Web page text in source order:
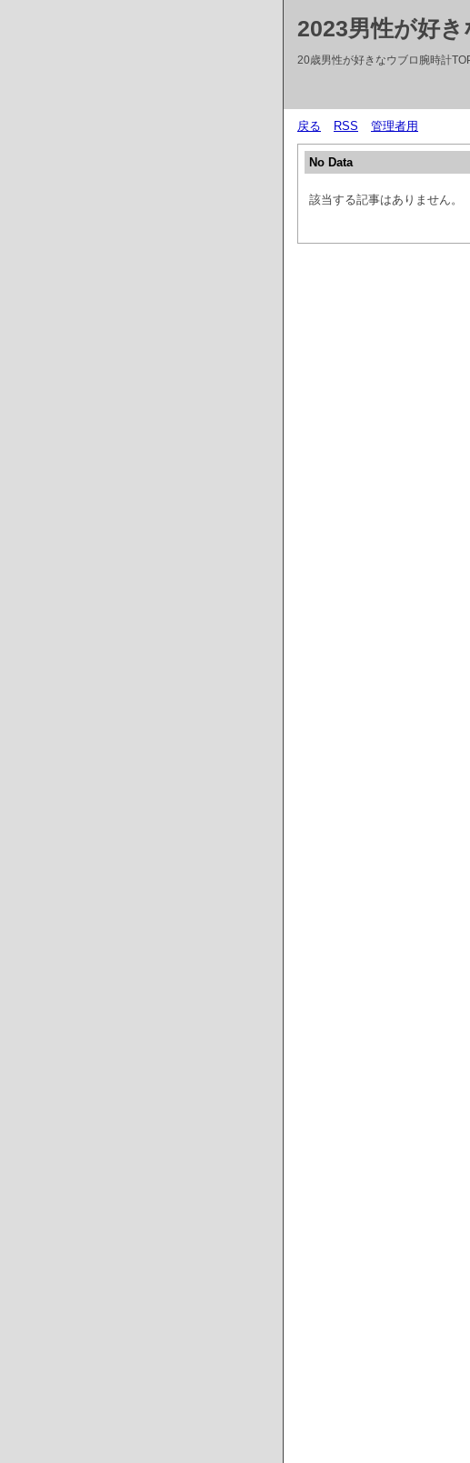
2023男性が好
20歳男性が好きなウブロ腕時計
戻る RSS 管理者用
No Data
該当する記事はありません。